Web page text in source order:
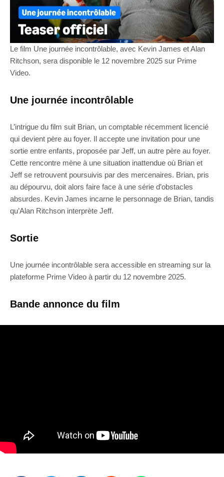
Le film Une journée incontrôlable, avec Kevin James et Alan
Ritchson, sera disponible le 12 novembre 2025 sur Prime
Video.
Une journée incontrôlable
L’intrigue du film suit Brian, un comptable récemment licencié
qui devient père au foyer. Il accepte une invitation pour une
sortie entre enfants, proposée par Jeff, un autre père au foyer.
Cette rencontre mène à une situation inattendue où Brian et
Jeff se retrouvent poursuivis par des mercenaires. Brian, pris
au dépourvu, doit alors faire face à une série d’obstacles
absurdes. Kevin James incarne le personnage de Brian, tandis
qu’Alan Ritchson interprète Jeff.
Sortie
Une journée incontrôlable sera accessible en streaming sur la
plateforme Prime Video à partir du 12 novembre 2025.
Bande annonce du film